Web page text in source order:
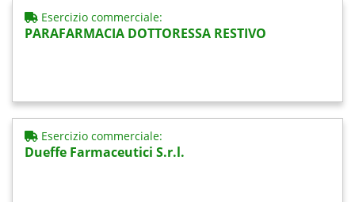
Esercizio commerciale:
PARAFARMACIA DOTTORESSA RESTIVO
Esercizio commerciale:
Dueffe Farmaceutici S.r.l.